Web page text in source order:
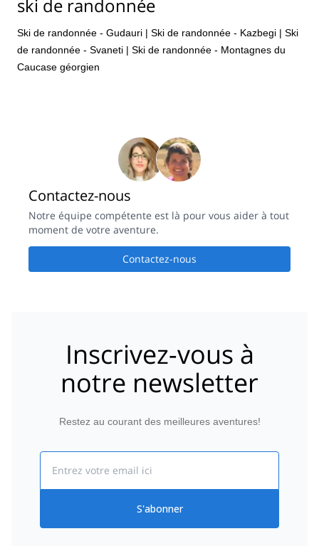
ski de randonnée
Ski de randonnée - Gudauri | Ski de randonnée - Kazbegi | Ski
de randonnée - Svaneti | Ski de randonnée - Montagnes du
Caucase géorgien
Contactez-nous
Notre équipe compétente est là pour vous aider à tout
moment de votre aventure.
Contactez-nous
Inscrivez-vous à
notre newsletter
Restez au courant des meilleures aventures!
S'abonner